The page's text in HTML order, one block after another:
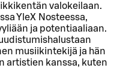
valokeilaan.
YleX Nosteessa,
ja potentiaaliaan.
musiikintekijä ja hän
artistien kanssa, kuten